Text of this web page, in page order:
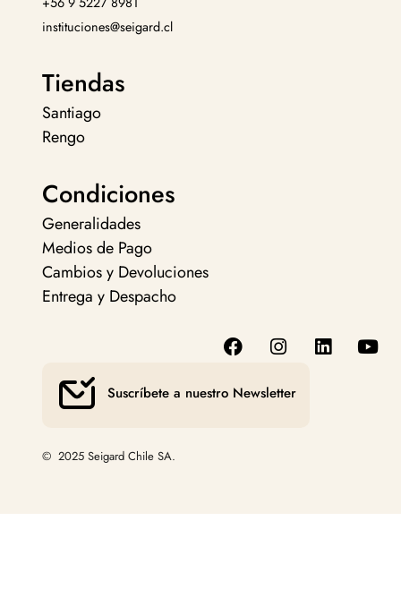
instituciones@seigard.cl
Tiendas
Santiago
Rengo
Condiciones
Generalidades
Medios de Pago
Cambios y Devoluciones
Entrega y Despacho
Suscríbete a nuestro Newsletter
© 2025 Seigard Chile SA.